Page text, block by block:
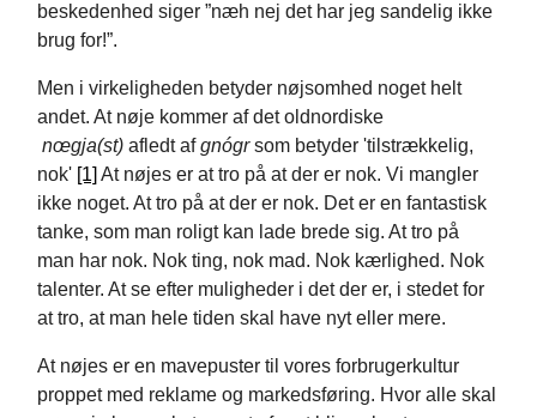
beskedenhed siger ”næh nej det har jeg sandelig ikke
brug for!”.
Men i virkeligheden betyder nøjsomhed noget helt
andet. At nøje kommer af det oldnordiske
nœgja(st) afledt afgnógrsom betyder 'tilstrækkelig,
nok' [1] At nøjes er at tro på at der er nok. Vi mangler
ikke noget. At tro på at der er nok. Det er en fantastisk
tanke, som man roligt kan lade brede sig. At tro på
man har nok. Nok ting, nok mad. Nok kærlighed. Nok
talenter. At se efter muligheder i det der er, i stedet for
at tro, at man hele tiden skal have nyt eller mere.
At nøjes er en mavepuster til vores forbrugerkultur
proppet med reklame og markedsføring. Hvor alle skal